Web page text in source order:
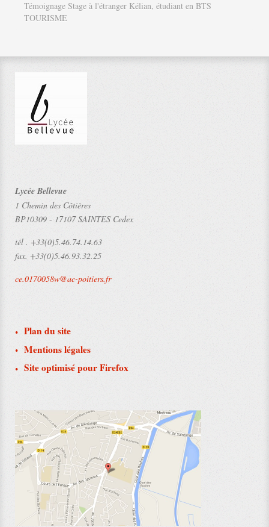
Témoignage Stage à l'étranger Kélian, étudiant en BTS
TOURISME
Lycée Bellevue
1 Chemin des Côtières
BP10309 - 17107 SAINTES Cedex
tél . +33(0)5.46.74.14.63
fax. +33(0)5.46.93.32.25
ce.0170058w@ac-poitiers.fr
Plan du site
Mentions légales
Site optimisé pour Firefox